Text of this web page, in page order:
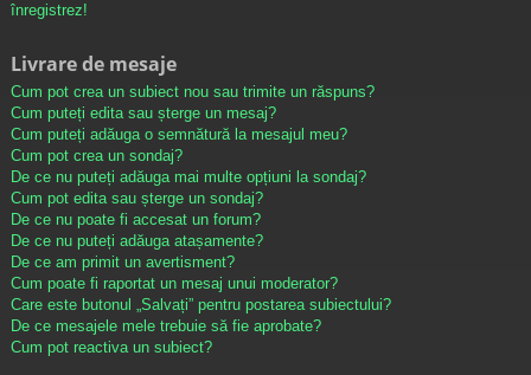
înregistrez!
Livrare de mesaje
Cum pot crea un subiect nou sau trimite un răspuns?
Cum puteți edita sau șterge un mesaj?
Cum puteți adăuga o semnătură la mesajul meu?
Cum pot crea un sondaj?
De ce nu puteți adăuga mai multe opțiuni la sondaj?
Cum pot edita sau șterge un sondaj?
De ce nu poate fi accesat un forum?
De ce nu puteți adăuga atașamente?
De ce am primit un avertisment?
Cum poate fi raportat un mesaj unui moderator?
Care este butonul „Salvați” pentru postarea subiectului?
De ce mesajele mele trebuie să fie aprobate?
Cum pot reactiva un subiect?